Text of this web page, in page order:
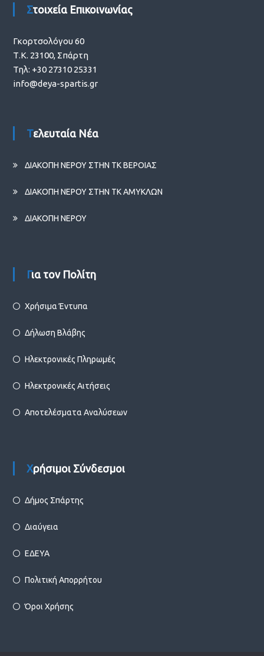
Στοιχεία Επικοινωνίας
Γκορτσολόγου 60
Τ.Κ. 23100, Σπάρτη
Τηλ: +30 27310 25331
info@deya-spartis.gr
Τελευταία Νέα
ΔΙΑΚΟΠΗ ΝΕΡΟΥ ΣΤΗΝ ΤΚ ΒΕΡΟΙΑΣ
ΔΙΑΚΟΠΗ ΝΕΡΟΥ ΣΤΗΝ ΤΚ ΑΜΥΚΛΩΝ
ΔΙΑΚΟΠΗ ΝΕΡΟΥ
Για τον Πολίτη
Χρήσιμα Έντυπα
Δήλωση Βλάβης
Ηλεκτρονικές Πληρωμές
Ηλεκτρονικές Αιτήσεις
Αποτελέσματα Αναλύσεων
Χρήσιμοι Σύνδεσμοι
Δήμος Σπάρτης
Διαύγεια
ΕΔΕΥΑ
Πολιτική Απορρήτου
Όροι Χρήσης